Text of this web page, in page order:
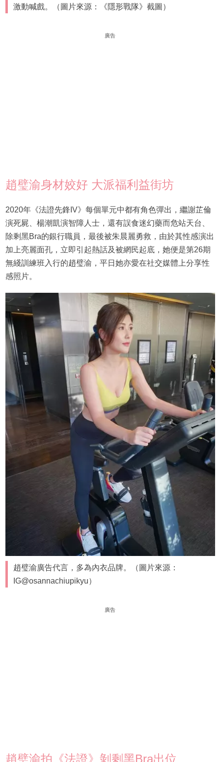
激動喊戲。（圖片來源：《隱形戰隊》截圖）
廣告
趙璧渝身材姣好 大派福利益街坊
2020年《法證先鋒IV》每個單元中都有角色彈出，繼謝芷倫
演死屍、楊潮凱演智障人士，還有誤食迷幻藥而危站天台、
除剩黑Bra的銀行職員，最後被朱晨麗勇救，由於其性感演出
加上亮麗面孔，立即引起熱話及被網民起底，她便是第26期
無綫訓練班入行的趙璧渝，平日她亦愛在社交媒體上分享性
感照片。
趙璧渝廣告代言，多為內衣品牌。（圖片來源：
IG@osannachiupikyu）
廣告
趙璧渝拍《法證》剝剩黑Bra出位